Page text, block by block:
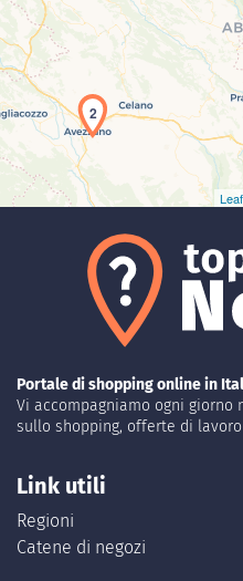
2
Portale di shopping online in
Vi accompagniamo ogni
sullo shopping, offerte di
Link utili
Regioni
Catene di negozi